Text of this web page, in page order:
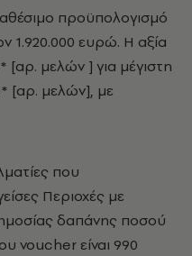
προϋπολογισμό
1.920.000 ευρώ. Η αξία
[αρ. μελών ] για μέγιστη
[αρ. μελών], με
που
Περιοχές με
δαπάνης ποσού
voucher είναι 990